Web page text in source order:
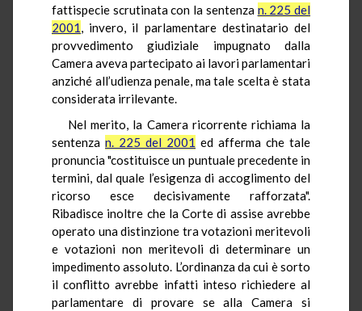
fattispecie scrutinata con la sentenza n. 225 del
2001, invero, il parlamentare destinatario del
provvedimento giudiziale impugnato dalla
Camera aveva partecipato ai lavori parlamentari
anziché all’udienza penale, ma tale scelta è stata
considerata irrilevante.
Nel merito, la Camera ricorrente richiama la
sentenza n. 225 del 2001 ed afferma che tale
pronuncia "costituisce un puntuale precedente in
termini, dal quale l’esigenza di accoglimento del
ricorso esce decisivamente rafforzata".
Ribadisce inoltre che la Corte di assise avrebbe
operato una distinzione tra votazioni meritevoli
e votazioni non meritevoli di determinare un
impedimento assoluto. L’ordinanza da cui è sorto
il conflitto avrebbe infatti inteso richiedere al
parlamentare di provare se alla Camera si